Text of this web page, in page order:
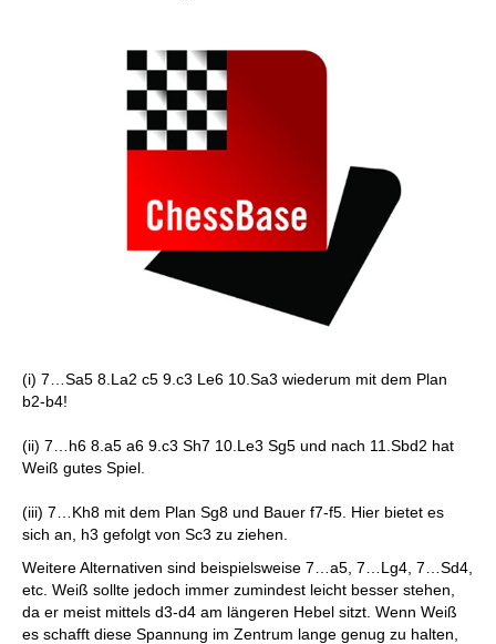
(i) 7…Sa5 8.La2 c5 9.c3 Le6 10.Sa3 wiederum mit dem Plan
b2-b4!
(ii) 7…h6 8.a5 a6 9.c3 Sh7 10.Le3 Sg5 und nach 11.Sbd2 hat
Weiß gutes Spiel.
(iii) 7…Kh8 mit dem Plan Sg8 und Bauer f7-f5. Hier bietet es
sich an, h3 gefolgt von Sc3 zu ziehen.
Weitere Alternativen sind beispielsweise 7…a5, 7…Lg4, 7…Sd4,
etc. Weiß sollte jedoch immer zumindest leicht besser stehen,
da er meist mittels d3-d4 am längeren Hebel sitzt. Wenn Weiß
es schafft diese Spannung im Zentrum lange genug zu halten,